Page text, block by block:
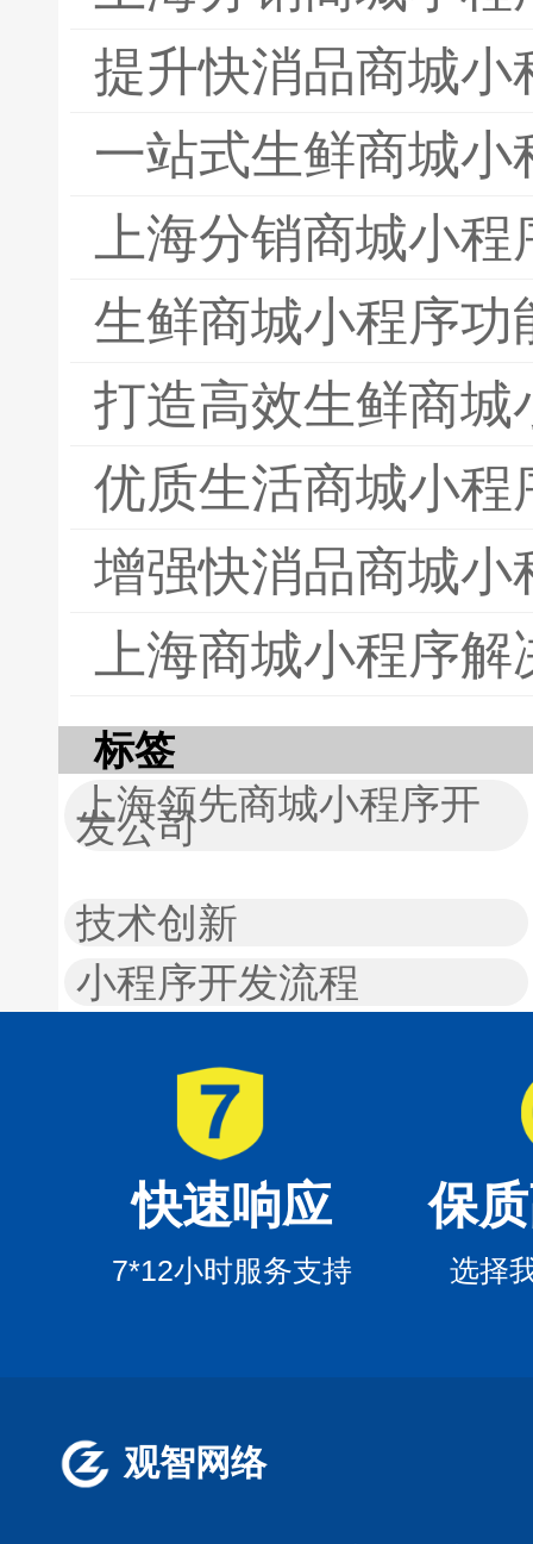
提升快消品商城
一站式生鲜商城小
上海分销商城小
生鲜商城小程序功
打造高效生鲜商城
优质生活商城小程
增强快消品商城
上海商城小程序
标签
上海领先商城小程序开
发公司
技术创新
小程序开发流程
快速响应
7*12小时服务支持
保
选择
观智网络